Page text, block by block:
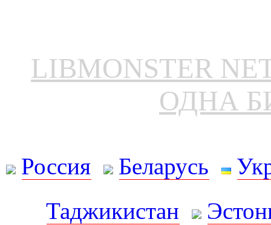
LIBMONSTER
ОДНА
Россия Беларусь
Таджикистан